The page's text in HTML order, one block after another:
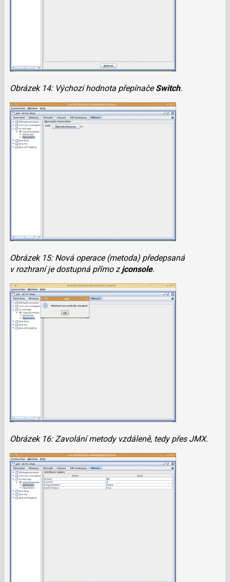
Obrázek 14: Výchozí hodnota přepínačeSwitch.
Obrázek 15: Nová operace (metoda) předepsaná
v rozhraní je dostupná přímo zjconsole.
Obrázek 16: Zavolání metody vzdáleně, tedy přes JMX.